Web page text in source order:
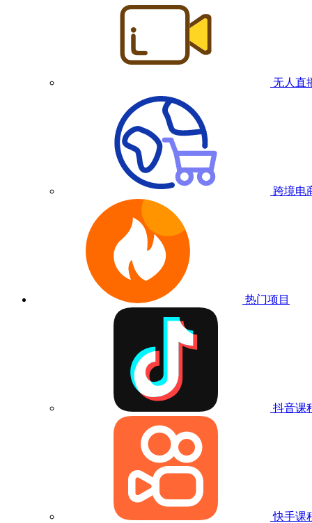
无人直
跨境电
热门项目
抖音课
快手课